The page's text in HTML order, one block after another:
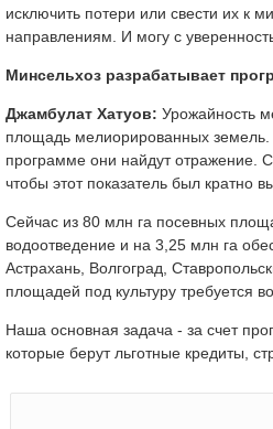
исключить потери или свести их к
направлениям. И могу с
Минсельхоз разрабатывает
Джамбулат Хатуов: Урожайность
площадь мелиорированных земель.
программе они найдут отражение.
чтобы этот показатель был кратно
Сейчас из 80 млн га посевных
водоотведение и на 3,25 млн га
Астрахань, Волгоград,
площадей под культуру требуется
Наша основная задача - за счет
которые берут льготные кредиты,